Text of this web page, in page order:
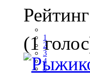
Рейтинг
1
2
3
4
5
(1